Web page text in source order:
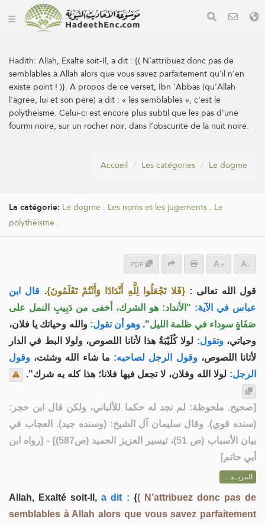
Hadith:Allah, Exalté soit-Il, a dit : {( N’attribuez donc pas de
semblables à Allah alors que vous savez parfaitement qu’il n’en
existe point ! )}. A propos de ce verset, Ibn ‘Abbâs (qu’Allah
l'agrée, lui et son père) a dit : « les semblables », c'est le
polythéisme. Celui-ci est encore plus subtil que les pas d’une
fourmi noire, sur un rocher noir, dans l’obscurité de la nuit noire.
Accueil Les catégories Le dogme
La catégorie: Le dogme . Les noms et les jugements . Le
polythéisme .
PDF + -
قول الله تعالى :{فَلا تَجْعَلُوا لِلَّهِ أَنْدَادًا وَأَنْتُمْ تَعْلَمُونَ}. قال ابن
عباس في الآية: "الأنداد: هو الشرك، أخفى من دَبِيبِ النمل على
صَفَاةٍ سوداء في ظلمة الليل". وهو أن تقول: والله وحياتك يا فلان،
وحياتي، وتقول: لولا كُلَيْبَةُ هذا لأتانا اللصوص، ولولا البط في الدار
لأتانا اللصوص، وقول الرجل لصاحبه: ما شاء الله وشئت، وقول
الرجل: لولا الله وفلان، لا تجعل فيها فلانا؛ هذا كله به شرك".
[صحيح. ملحوظة: لم نجد له حكما للألباني، ولكن قال ابن حجر:
(سنده قوي). وقال سليمان آل الشيخ: (وسنده جيد). العجاب في
بيان الأسباب (ص 51)، تيسير العزيز الحميد (ص587)
] - [رواه ابن
أبي حاتم]
المزيــد ...
Allah, Exalté soit-Il, a dit : {( N’attribuez donc pas de
semblables à Allah alors que vous savez parfaitement